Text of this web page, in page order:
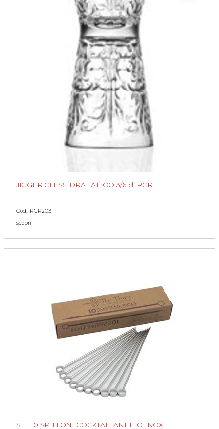
JIGGER CLESSIDRA TATTOO 3/6 cl. RCR
Cod.: RCR203
scopri
SET 10 SPILLONI COCKTAIL ANELLO INOX